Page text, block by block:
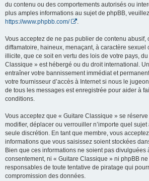
du contenu ou des comportements autorisés ou
plus amples informations au sujet de phpBB,
https://www.phpbb.com/
Vous acceptez de ne pas publier de contenu abusif,
diffamatoire, haineux, menaçant, à caractère sexuel
illicite, que ce soit en vertu des lois de votre pays,
Classique » est hébergé ou du droit international.
entraîner votre bannissement immédiat et
votre fournisseur d’accès à Internet si nous le
de tous les messages est enregistrée pour aider à
conditions.
Vous acceptez que « Guitare Classique » se
modifier, déplacer ou verrouiller n’importe quel sujet
seule discrétion. En tant que membre, vous
informations que vous saisissez soient stockées
Bien que ces informations ne soient pas divulguées
consentement, ni « Guitare Classique » ni phpBB
responsables de toute tentative de piratage qui
compromission des données.